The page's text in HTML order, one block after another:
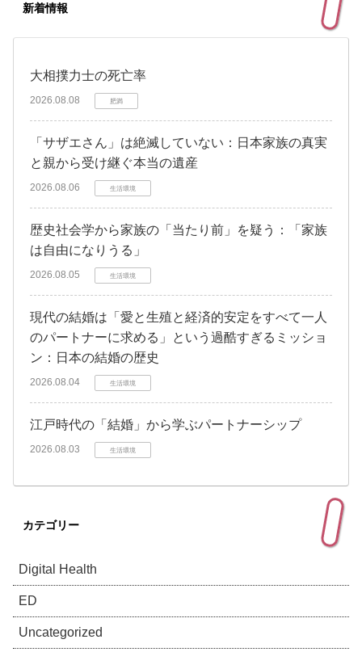
新着情報
大相撲力士の死亡率
2026.08.08 肥満
「サザエさん」は絶滅していない：日本家族の真実
と親から受け継ぐ本当の遺産
2026.08.06 生活環境
歴史社会学から家族の「当たり前」を疑う：「家族
は自由になりうる」
2026.08.05 生活環境
現代の結婚は「愛と生殖と経済的安定をすべて一人
のパートナーに求める」という過酷すぎるミッショ
ン：日本の結婚の歴史
2026.08.04 生活環境
江戸時代の「結婚」から学ぶパートナーシップ
2026.08.03 生活環境
カテゴリー
Digital Health
ED
Uncategorized